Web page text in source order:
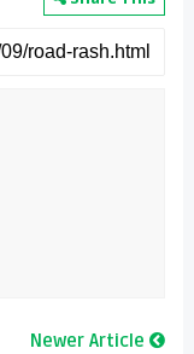
Newer Article